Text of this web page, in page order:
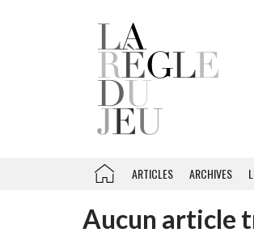
ARTICLES ARCHIVES
Aucun article